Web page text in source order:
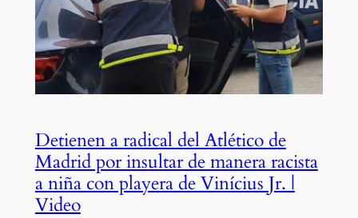
Detienen a radical del Atlético de
Madrid por insultar de manera racista
a niña con playera de Vinícius Jr. |
Video